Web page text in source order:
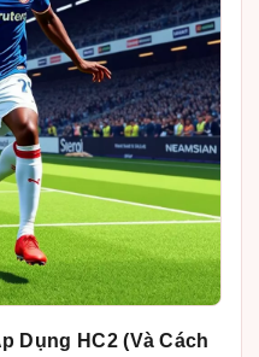
Dụng HC2 (Và Cách